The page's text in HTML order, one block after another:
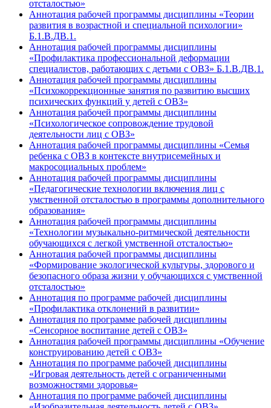
отсталостью»
Аннотация рабочей программы дисциплины «Теории
развития в возрастной и специальной психологии»
Б.1.В.ДВ.1.
Аннотация рабочей программы дисциплины
«Профилактика профессиональной деформации
специалистов, работающих с детьми с ОВЗ» Б.1.В.ДВ.1.
Аннотация рабочей программы дисциплины
«Психокоррекционные занятия по развитию высших
психических функций у детей с ОВЗ»
Аннотация рабочей программы дисциплины
«Психологическое сопровождение трудовой
деятельности лиц с ОВЗ»
Аннотация рабочей программы дисциплины «Семья
ребенка с ОВЗ в контексте внутрисемейных и
макросоциальных проблем»
Аннотация рабочей программы дисциплины
«Педагогические технологии включения лиц с
умственной отсталостью в программы дополнительного
образования»
Аннотация рабочей программы дисциплины
«Технологии музыкально-ритмической деятельности
обучающихся с легкой умственной отсталостью»
Аннотация рабочей программы дисциплины
«Формирование экологической культуры, здорового и
безопасного образа жизни у обучающихся с умственной
отсталостью»
Аннотация по программе рабочей дисциплины
«Профилактика отклонений в развитии»
Аннотация по программе рабочей дисциплины
«Сенсорное воспитание детей с ОВЗ»
Аннотация рабочей программы дисциплины «Обучение
конструированию детей с ОВЗ»
Аннотация по программе рабочей дисциплины
«Игровая деятельность детей с ограниченными
возможностями здоровья»
Аннотация по программе рабочей дисциплины